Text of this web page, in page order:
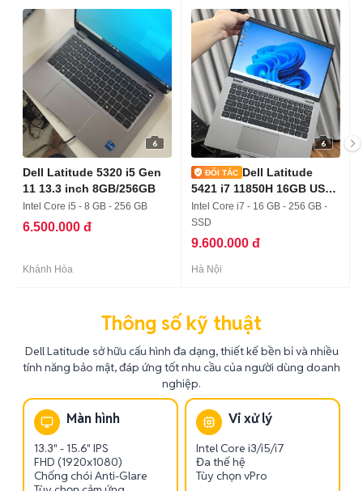
6
Dell Latitude 5320 i5 Gen
11 13.3 inch 8GB/256GB
Intel Core i5 - 8 GB - 256 GB
6.500.000 đ
Khánh Hòa
6
Dell Latitude
5421 i7 11850H 16GB USA
như mới
Intel Core i7 - 16 GB - 256 GB -
SSD
9.600.000 đ
Hà Nội
Thông số kỹ thuật
Dell Latitude sở hữu cấu hình đa dạng, thiết kế bền bỉ và nhiều
tính năng bảo mật, đáp ứng tốt nhu cầu của người dùng doanh
nghiệp.
Màn hình
13.3" - 15.6" IPS
FHD (1920x1080)
Chống chói Anti-Glare
Vi xử lý
Intel Core i3/i5/i7
Đa thế hệ
Tùy chọn vPro